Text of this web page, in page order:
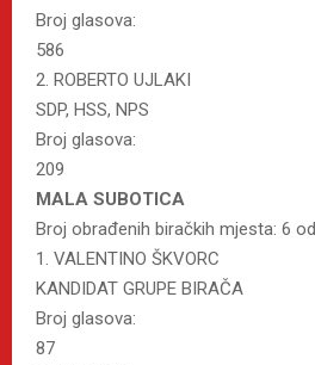
Broj glasova:
586
2. ROBERTO UJLAKI
SDP, HSS, NPS
Broj glasova:
209
MALA SUBOTICA
Broj obrađenih biračkih mjesta: 6
1. VALENTINO ŠKVORC
KANDIDAT GRUPE BIRAČA
Broj glasova:
87